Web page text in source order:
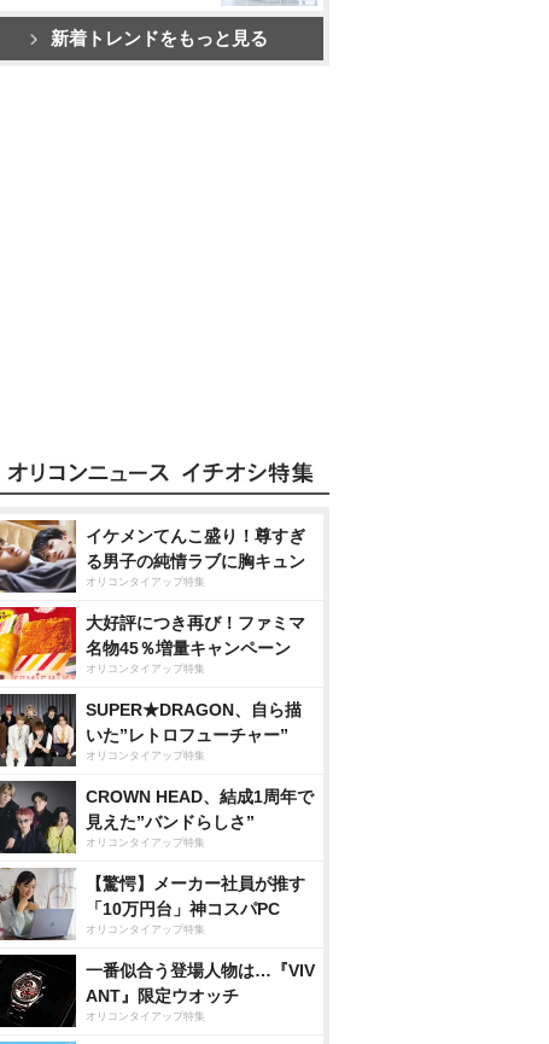
新着トレンドをもっと見る
イケメンてんこ盛り！尊すぎ
る男子の純情ラブに胸キュン
オリコンタイアップ特集
大好評につき再び！ファミマ
名物45％増量キャンペーン
オリコンタイアップ特集
SUPER★DRAGON、自ら描
いた”レトロフューチャー”
オリコンタイアップ特集
CROWN HEAD、結成1周年で
見えた”バンドらしさ”
オリコンタイアップ特集
【驚愕】メーカー社員が推す
「10万円台」神コスパPC
オリコンタイアップ特集
一番似合う登場人物は…『VIV
ANT』限定ウオッチ
オリコンタイアップ特集